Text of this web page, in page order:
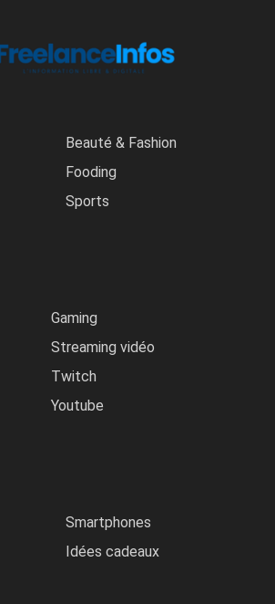
Beauté & Fashion
Fooding
Sports
Gaming
Streaming vidéo
Twitch
Youtube
Smartphones
Idées cadeaux